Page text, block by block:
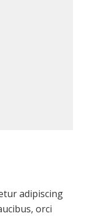
adipiscing
orci